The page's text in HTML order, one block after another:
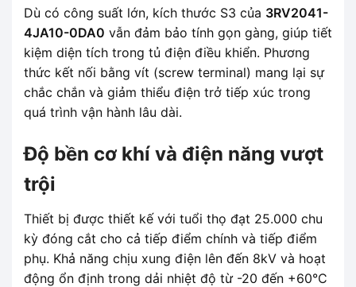
Dù có công suất lớn, kích thước S3 của 3RV2041-
4JA10-0DA0 vẫn đảm bảo tính gọn gàng, giúp tiết
kiệm diện tích trong tủ điện điều khiển. Phương
thức kết nối bằng vít (screw terminal) mang lại sự
chắc chắn và giảm thiểu điện trở tiếp xúc trong
quá trình vận hành lâu dài.
Độ bền cơ khí và điện năng vượt
trội
Thiết bị được thiết kế với tuổi thọ đạt 25.000 chu
kỳ đóng cắt cho cả tiếp điểm chính và tiếp điểm
phụ. Khả năng chịu xung điện lên đến 8kV và hoạt
động ổn định trong dải nhiệt độ từ -20 đến +60°C